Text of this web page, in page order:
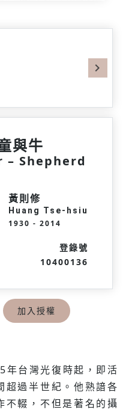
與牛
– Shepherd
黃則修
Huang Tse-hsiu
1930 - 2014
登錄號
10400136
加入授權
年台灣光復時起，即活
超過半世紀。他熟諳各
不輟，不但是著名的攝